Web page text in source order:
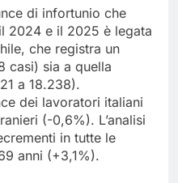
di infortunio che
2024 e il 2025 è legata
che registra un
casi) sia a quella
a 18.238).
dei lavoratori italiani
(-0,6%). L’analisi
in tutte le
anni (+3,1%).